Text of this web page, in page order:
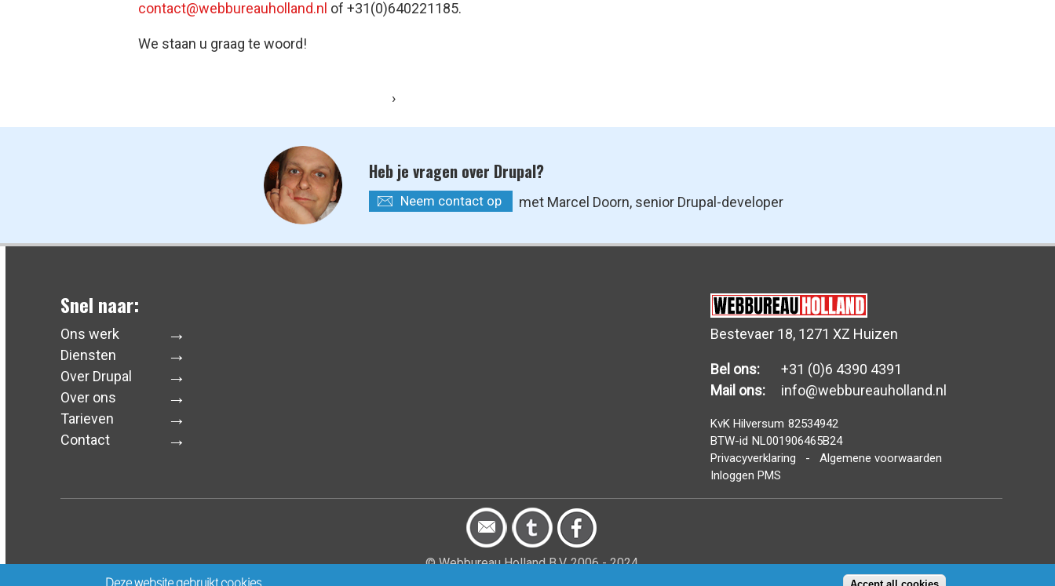
contact@webbureauholland.nl of +31(0)640221185.
We staan u graag te woord!
›
Heb je vragen over Drupal?
Neem contact op met Marcel Doorn, senior Drupal-developer
Snel naar:
Ons werk
Diensten
Over Drupal
Over ons
Tarieven
Contact
Bestevaer 18, 1271 XZ Huizen
Bel ons:
+31 (0)6 4390 4391
Mail ons:
info@webbureauholland.nl
KvK Hilversum 82534942
BTW-id NL001906465B24
Privacyverklaring -Algemene voorwaarden
Inloggen PMS
© Webbureau Holland B.V. 2006 - 2024